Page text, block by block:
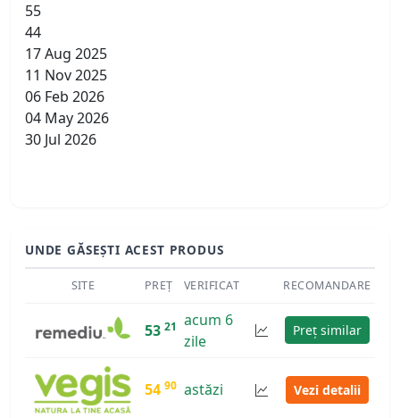
55
44
17 Aug 2025
11 Nov 2025
06 Feb 2026
04 May 2026
30 Jul 2026
UNDE GĂSEȘTI ACEST PRODUS
SITE PREȚ VERIFICAT RECOMANDARE
53 21 acum 6
zile
Preț similar
54 90 astăzi Vezi detalii